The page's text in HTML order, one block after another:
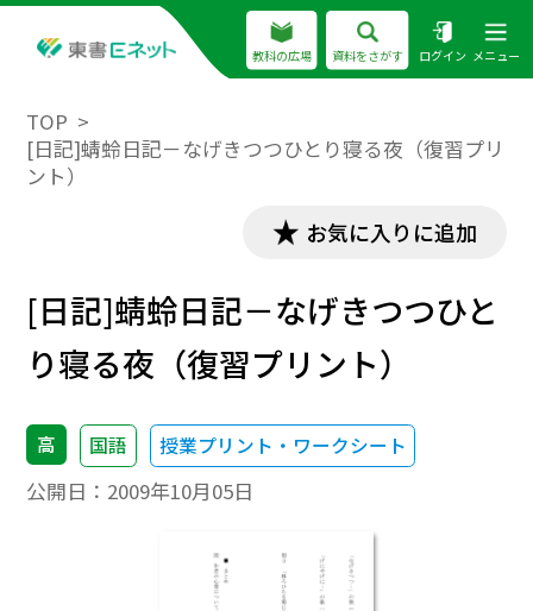
教科の広場 資料をさがす ログイン メニュー
TOP
[日記]蜻蛉日記－なげきつつひとり寝る夜（復習プリ
ント）
お気に入りに追加
[日記]蜻蛉日記－なげきつつひと
り寝る夜（復習プリント）
高 国語 授業プリント・ワークシート
公開日： 2009年10月05日